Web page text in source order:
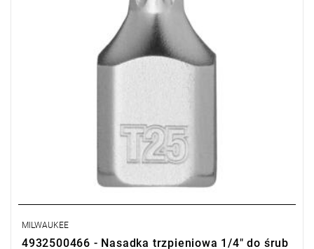
MILWAUKEE
4932500466 - Nasadka trzpieniowa 1/4" do śrub